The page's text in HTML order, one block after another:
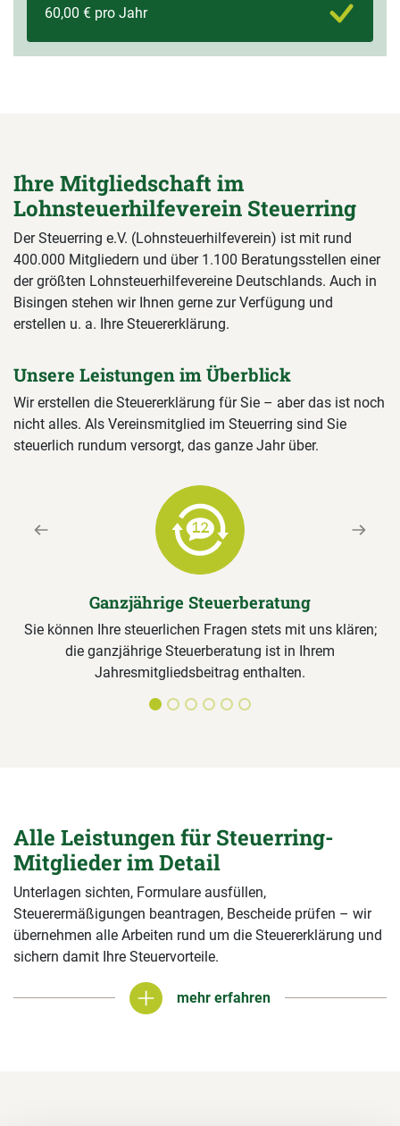
60,00 € pro Jahr
Ihre Mitgliedschaft im
Lohnsteuerhilfeverein Steuerring
Der Steuerring e.V. (Lohnsteuerhilfeverein) ist mit rund
400.000 Mitgliedern und über 1.100 Beratungsstellen einer
der größten Lohnsteuerhilfevereine Deutschlands. Auch in
Bisingen stehen wir Ihnen gerne zur Verfügung und
erstellen u. a. Ihre Steuererklärung.
Unsere Leistungen im Überblick
Wir erstellen die Steuererklärung für Sie – aber das ist noch
nicht alles. Als Vereinsmitglied im Steuerring sind Sie
steuerlich rundum versorgt, das ganze Jahr über.
Ganzjährige Steuerberatung
Sie können Ihre steuerlichen Fragen stets mit uns klären;
die ganzjährige Steuerberatung ist in Ihrem
Jahresmitgliedsbeitrag enthalten.
Previous Next
Alle Leistungen für Steuerring-
Mitglieder im Detail
Unterlagen sichten, Formulare ausfüllen,
Steuerermäßigungen beantragen, Bescheide prüfen – wir
übernehmen alle Arbeiten rund um die Steuererklärung und
sichern damit Ihre Steuervorteile.
mehr erfahren
mehr erfahren